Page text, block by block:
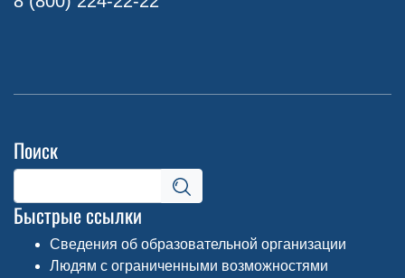
Поиск
Быстрые ссылки
Сведения об образовательной организации
Людям с ограниченными возможностями